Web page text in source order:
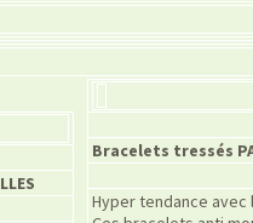
Bracelets tressés
Hyper tendance